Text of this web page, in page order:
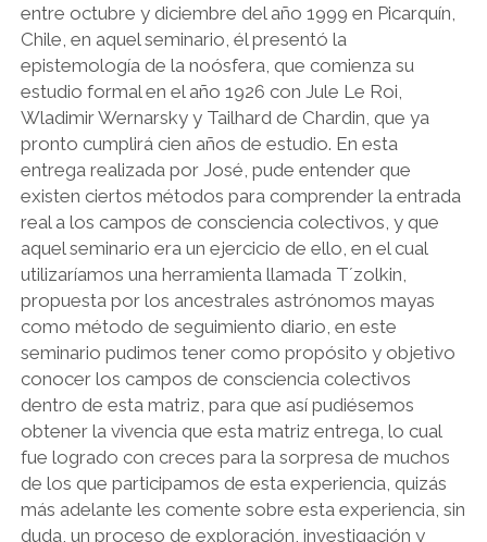
entre octubre y diciembre del año 1999 en Picarquín,
Chile, en aquel seminario, él presentó la
epistemología de la noósfera, que comienza su
estudio formal en el año 1926 con Jule Le Roi,
Wladimir Wernarsky y Tailhard de Chardin, que ya
pronto cumplirá cien años de estudio. En esta
entrega realizada por José, pude entender que
existen ciertos métodos para comprender la entrada
real a los campos de consciencia colectivos, y que
aquel seminario era un ejercicio de ello, en el cual
utilizaríamos una herramienta llamada T´zolkin,
propuesta por los ancestrales astrónomos mayas
como método de seguimiento diario, en este
seminario pudimos tener como propósito y objetivo
conocer los campos de consciencia colectivos
dentro de esta matriz, para que así pudiésemos
obtener la vivencia que esta matriz entrega, lo cual
fue logrado con creces para la sorpresa de muchos
de los que participamos de esta experiencia, quizás
más adelante les comente sobre esta experiencia, sin
duda, un proceso de exploración, investigación y